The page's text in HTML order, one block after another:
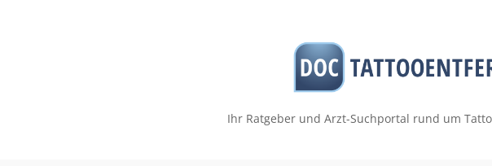
Ihr Ratgeber und Arzt-Suchportal rund um